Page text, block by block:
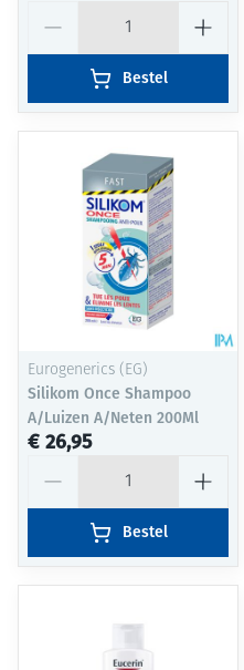
Bestel
Eurogenerics (EG)
Silikom Once Shampoo
A/Luizen A/Neten 200Ml
€ 26,95
Bestel